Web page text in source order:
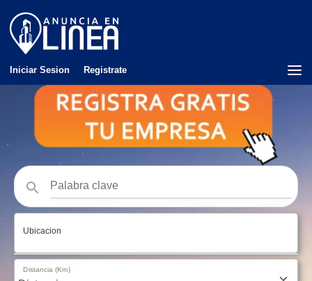
Iniciar Sesion Registrate
Ubicacion
Distancia (Km)